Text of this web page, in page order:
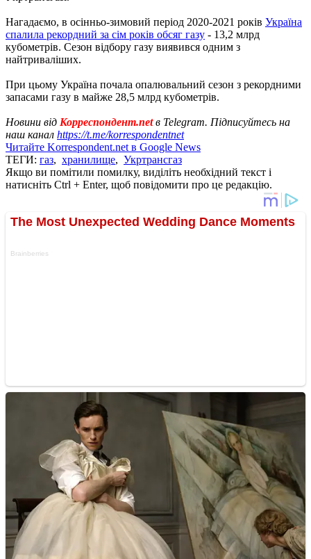
Нагадаємо, в осінньо-зимовий період 2020-2021 років Україна
спалила рекордний за сім років обсяг газу - 13,2 млрд
кубометрів. Сезон відбору газу виявився одним з
найтриваліших.
При цьому Україна почала опалювальний сезон з рекордними
запасами газу в майже 28,5 млрд кубометрів.
Новини від Корреспондент.netв Telegram. Підписуйтесь на
наш канал https://t.me/korrespondentnet
Читайте Korrespondent.net в Google News
ТЕГИ: газ, хранилище, Укртрансгаз
Якщо ви помітили помилку, виділіть необхідний текст і
натисніть Ctrl + Enter, щоб повідомити про це редакцію.